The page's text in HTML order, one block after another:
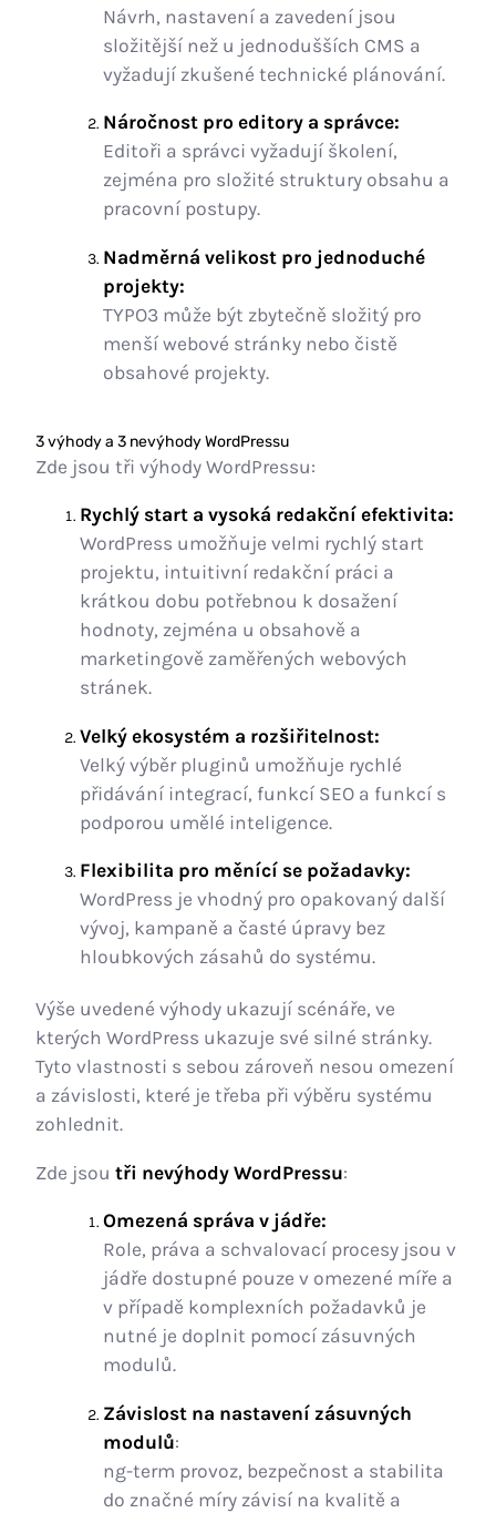
Návrh, nastavení a zavedení jsou
složitější než u jednodušších CMS a
vyžadují zkušené technické plánování.
Náročnost pro editory a správce:
Editoři a správci vyžadují školení,
zejména pro složité struktury obsahu a
pracovní postupy.
Nadměrná velikost pro jednoduché
projekty:
TYPO3 může být zbytečně složitý pro
menší webové stránky nebo čistě
obsahové projekty.
3 výhody a 3 nevýhody WordPressu
Zde jsou tři výhody WordPressu:
Rychlý start a vysoká redakční efektivita:
WordPress umožňuje velmi rychlý start
projektu, intuitivní redakční práci a
krátkou dobu potřebnou k dosažení
hodnoty, zejména u obsahově a
marketingově zaměřených webových
stránek.
Velký ekosystém a rozšiřitelnost:
Velký výběr pluginů umožňuje rychlé
přidávání integrací, funkcí SEO a funkcí s
podporou umělé inteligence.
Flexibilita pro měnící se požadavky:
WordPress je vhodný pro opakovaný další
vývoj, kampaně a časté úpravy bez
hloubkových zásahů do systému.
Výše uvedené výhody ukazují scénáře, ve
kterých WordPress ukazuje své silné stránky.
Tyto vlastnosti s sebou zároveň nesou omezení
a závislosti, které je třeba při výběru systému
zohlednit.
Zde jsoutři nevýhodyWordPressu:
Omezená správa v jádře:
Role, práva a schvalovací procesy jsou v
jádře dostupné pouze v omezené míře a
v případě komplexních požadavků je
nutné je doplnit pomocí zásuvných
modulů.
Závislost na nastavení zásuvných
modulů:
ng-term provoz, bezpečnost a stabilita
do značné míry závisí na kvalitě a